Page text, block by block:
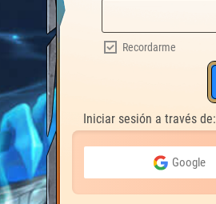
Recordarme
Iniciar sesión a través de:
Google